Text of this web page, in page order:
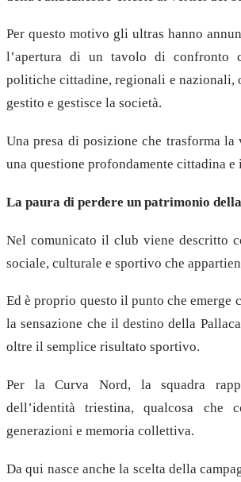
Per questo motivo gli ultras hanno
l’apertura di un tavolo di confronto
politiche cittadine, regionali e nazionali,
gestito e gestisce la società.
Una presa di posizione che trasforma
una questione profondamente cittadina e
La paura di perdere un patrimonio
Nel comunicato il club viene descritto
sociale, culturale e sportivo che
Ed è proprio questo il punto che emerge
la sensazione che il destino della
oltre il semplice risultato sportivo.
Per la Curva Nord, la squadra
dell’identità triestina, qualcosa che
generazioni e memoria collettiva.
Da qui nasce anche la scelta della